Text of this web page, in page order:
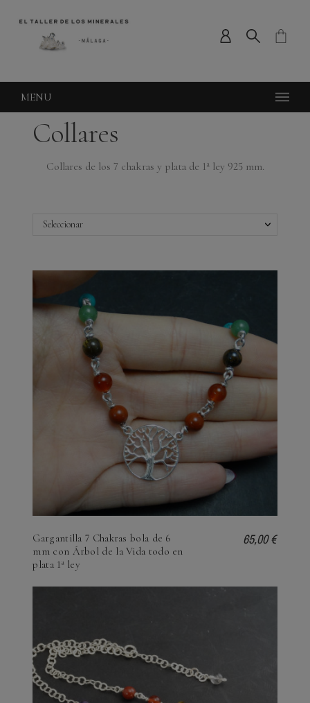
MENU
Collares
Collares de los 7 chakras y plata de 1ª ley 925 mm.
Seleccionar
Gargantilla 7 Chakras bola de 6
mm con Árbol de la Vida todo en
plata 1ª ley
65,00 €